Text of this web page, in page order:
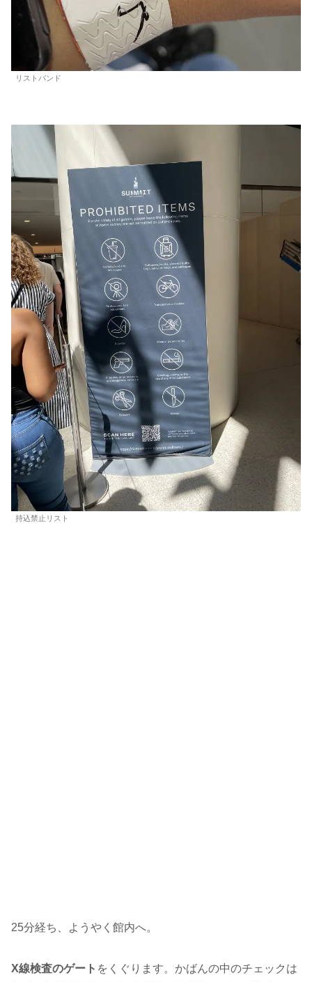
リストバンド
持込禁止リスト
25分経ち、ようやく館内へ。
X線検査のゲート をくぐります。かばんの中のチェックは